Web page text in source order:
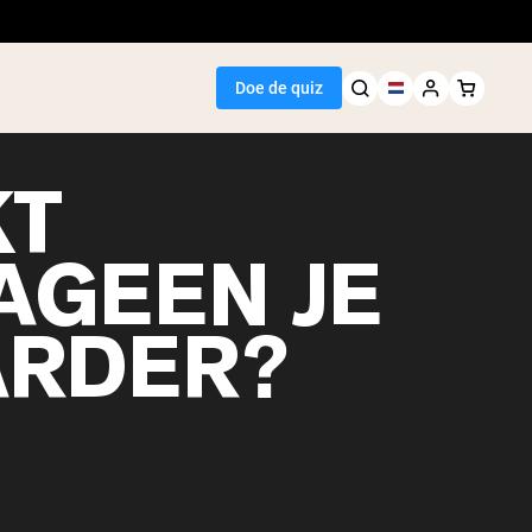
Doe de quiz
Seller JE